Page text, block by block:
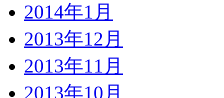
2014年1月
2013年12月
2013年11月
2013年10月